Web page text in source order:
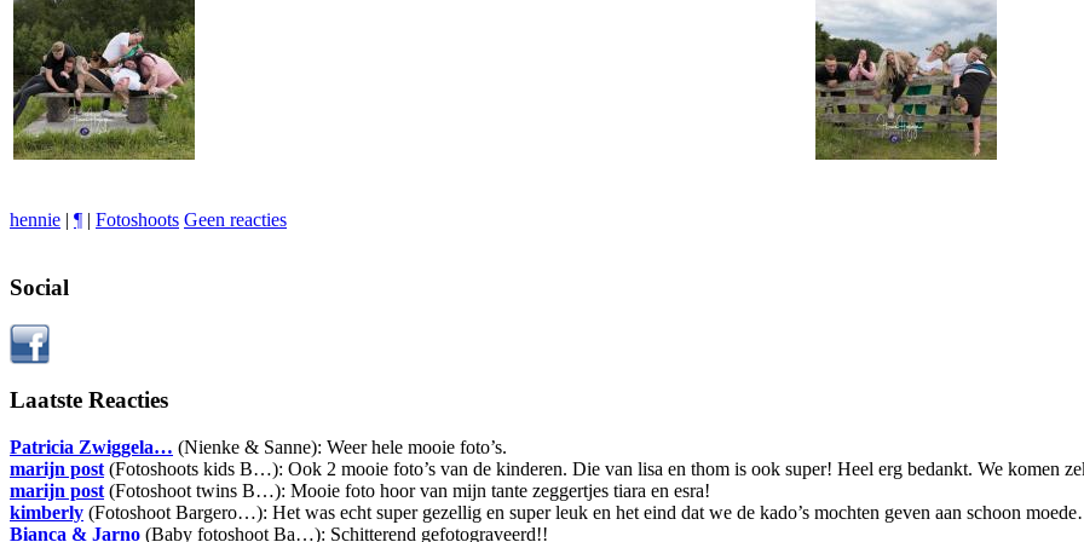
hennie | ¶ | Fotoshoots Geen reacties
Social
Laatste Reacties
Patricia Zwiggela… (Nienke & Sanne): Weer hele mooie foto’s.
marijn post (Fotoshoots kids B…): Ook 2 mooie foto’s van de kinderen. Die van lisa en thom is ook super! Heel erg bedankt. We komen
marijn post (Fotoshoot twins B…): Mooie foto hoor van mijn tante zeggertjes tiara en esra!
kimberly (Fotoshoot Bargero…): Het was echt super gezellig en super leuk en het eind dat we de kado’s mochten geven aan schoon
Bianca & Jarno (Baby fotoshoot Ba…): Schitterend gefotograveerd!!